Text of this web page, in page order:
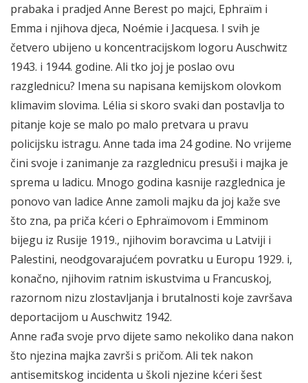
prabaka i pradjed Anne Berest po majci, Ephraïm i
Emma i njihova djeca, Noémie i Jacquesa. I svih je
četvero ubijeno u koncentracijskom logoru Auschwitz
1943. i 1944. godine. Ali tko joj je poslao ovu
razglednicu? Imena su napisana kemijskom olovkom
klimavim slovima. Lélia si skoro svaki dan postavlja to
pitanje koje se malo po malo pretvara u pravu
policijsku istragu. Anne tada ima 24 godine. No vrijeme
čini svoje i zanimanje za razglednicu presuši i majka je
sprema u ladicu. Mnogo godina kasnije razglednica je
ponovo van ladice Anne zamoli majku da joj kaže sve
što zna, pa priča kćeri o Ephraïmovom i Emminom
bijegu iz Rusije 1919., njihovim boravcima u Latviji i
Palestini, neodgovarajućem povratku u Europu 1929. i,
konačno, njihovim ratnim iskustvima u Francuskoj,
razornom nizu zlostavljanja i brutalnosti koje završava
deportacijom u Auschwitz 1942.
Anne rađa svoje prvo dijete samo nekoliko dana nakon
što njezina majka završi s pričom. Ali tek nakon
antisemitskog incidenta u školi njezine kćeri šest